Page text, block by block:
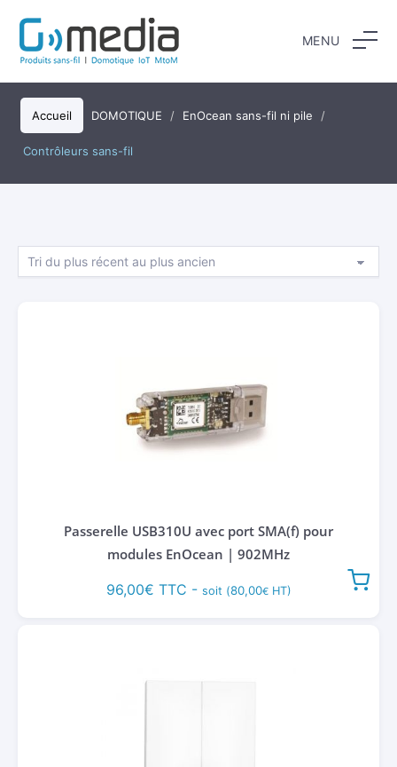
contenu
MENU
Accueil DOMOTIQUE / EnOcean sans-fil ni pile /
Contrôleurs sans-fil
Passerelle USB310U avec port SMA(f) pour
modules EnOcean | 902MHz
96,00€ TTC - soit (80,00€HT)